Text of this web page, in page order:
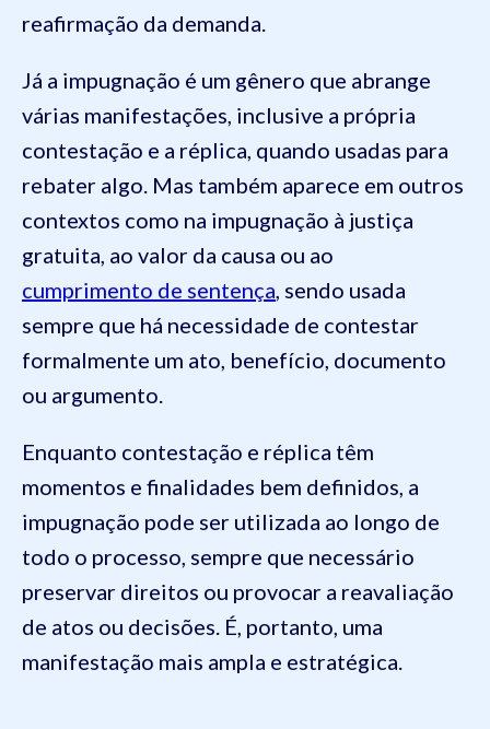
reafirmação da demanda.
Já a impugnação é um gênero que abrange
várias manifestações, inclusive a própria
contestação e a réplica, quando usadas para
rebater algo. Mas também aparece em outros
contextos como na impugnação à justiça
gratuita, ao valor da causa ou ao
cumprimento de sentença , sendo usada
sempre que há necessidade de contestar
formalmente um ato, benefício, documento
ou argumento.
Enquanto contestação e réplica têm
momentos e finalidades bem definidos, a
impugnação pode ser utilizada ao longo de
todo o processo, sempre que necessário
preservar direitos ou provocar a reavaliação
de atos ou decisões. É, portanto, uma
manifestação mais ampla e estratégica.